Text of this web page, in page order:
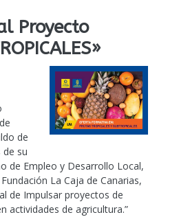
Proyecto
de
de su
de Empleo y Desarrollo Local,
La Caja de Canarias,
de Impulsar proyectos de
actividades de agricultura.”